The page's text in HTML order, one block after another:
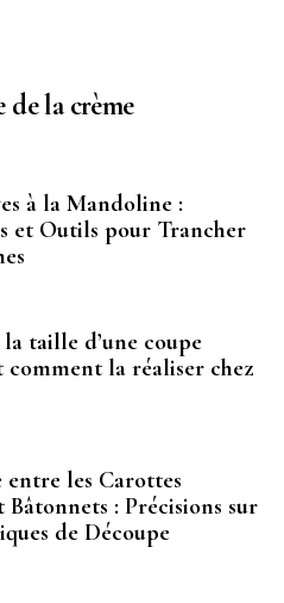
de la crème
à la Mandoline :
et Outils pour Trancher
taille d’une coupe
la réaliser chez
les Carottes
Bâtonnets : Précisions sur
de Découpe